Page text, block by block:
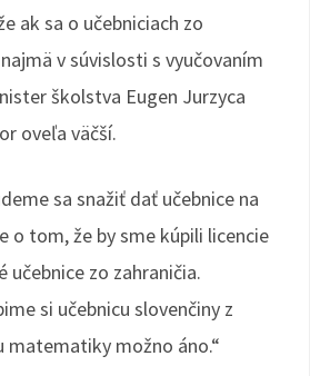
ak sa o učebniciach zo
v súvislosti s vyučovaním
školstva Eugen Jurzyca
oveľa väčší.
sa snažiť dať učebnice na
o tom, že by sme kúpili licencie
učebnice zo zahraničia.
si učebnicu slovenčiny z
matematiky možno áno.“